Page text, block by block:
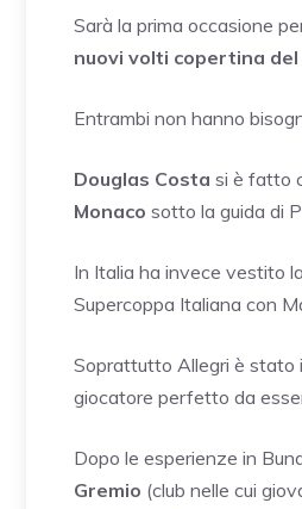
Sarà la prima occasione
nuovi volti copertina
Entrambi non hanno
Douglas Costa si è fatto
Monaco sotto la guida di
In Italia ha invece vestito
Supercoppa Italiana con
Soprattutto Allegri è stato
giocatore perfetto da
Dopo le esperienze in
Gremio (club nelle cui